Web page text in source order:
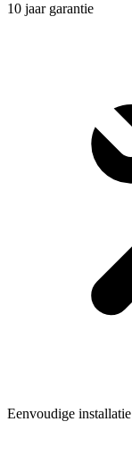
10 jaar garantie
Eenvoudige installatie